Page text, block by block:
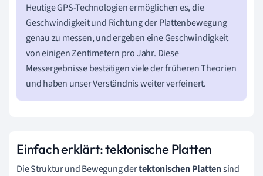
Heutige GPS-Technologien ermöglichen es, die
Geschwindigkeit und Richtung der Plattenbewegung
genau zu messen, und ergeben eine Geschwindigkeit
von einigen Zentimetern pro Jahr. Diese
Messergebnisse bestätigen viele der früheren Theorien
und haben unser Verständnis weiter verfeinert.
Einfach erklärt: tektonische Platten
Die Struktur und Bewegung dertektonischen Plattensind